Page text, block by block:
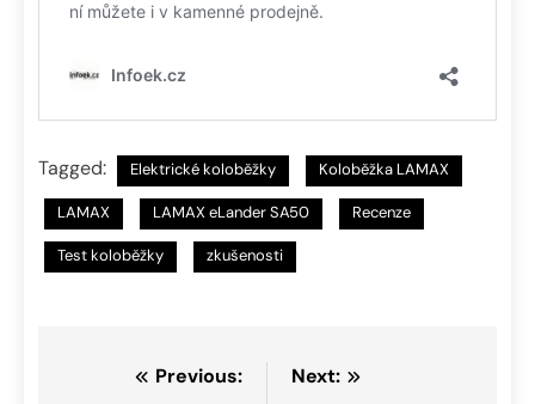
Tagged: Elektrické koloběžky Koloběžka LAMAX
LAMAX LAMAX eLander SA50 Recenze
Test koloběžky zkušenosti
NavigacePrevious:
Next: